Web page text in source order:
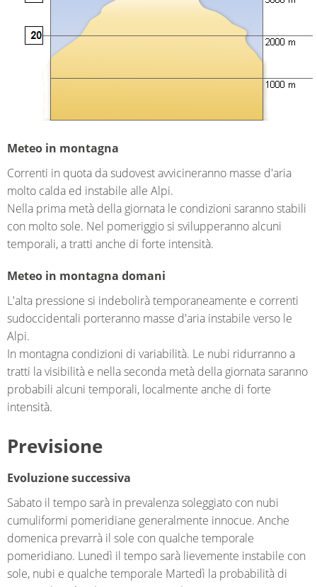
Meteo in montagna
Correnti in quota da sudovest avvicineranno masse d'aria
molto calda ed instabile alle Alpi.
Nella prima metà della giornata le condizioni saranno stabili
con molto sole. Nel pomeriggio si svilupperanno alcuni
temporali, a tratti anche di forte intensità.
Meteo in montagna domani
L'alta pressione si indebolirà temporaneamente e correnti
sudoccidentali porteranno masse d'aria instabile verso le
Alpi.
In montagna condizioni di variabilità. Le nubi ridurranno a
tratti la visibilità e nella seconda metà della giornata saranno
probabili alcuni temporali, localmente anche di forte
intensità.
Previsione
Evoluzione successiva
Sabato il tempo sarà in prevalenza soleggiato con nubi
cumuliformi pomeridiane generalmente innocue. Anche
domenica prevarrà il sole con qualche temporale
pomeridiano. Lunedì il tempo sarà lievemente instabile con
sole, nubi e qualche temporale Martedì la probabilità di